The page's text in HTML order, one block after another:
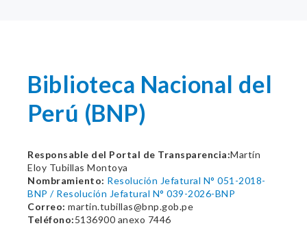
Biblioteca Nacional del
Perú (BNP)
Responsable del Portal de Transparencia:Martín
Eloy Tubillas Montoya
Nombramiento: Resolución Jefatural N° 051-2018-
BNP / Resolución Jefatural N° 039-2026-BNP
Correo: martin.tubillas@bnp.gob.pe
Teléfono:5136900 anexo 7446